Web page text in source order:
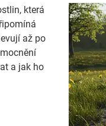
která
až po
a jak ho